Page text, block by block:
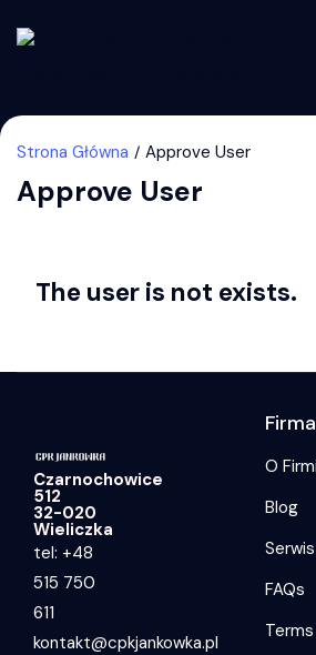
Strona Główna Approve User
Approve User
The user is not exists.
Czarnochowice
512
32-020
Wieliczka
tel: +48
515 750
611
kontakt@cpkjankowka.pl
Firma
O
Blog
Serwis
FAQs
Terms